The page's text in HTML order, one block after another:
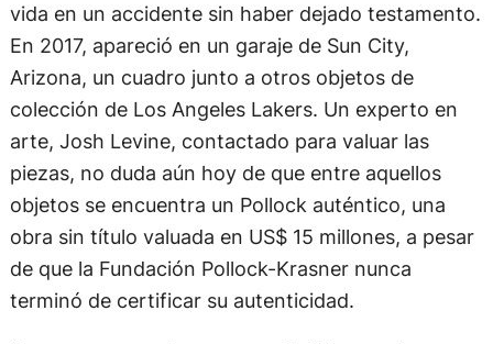
vida en un accidente sin haber dejado testamento.
En 2017, apareció en un garaje de Sun City,
Arizona, un cuadro junto a otros objetos de
colección de Los Angeles Lakers. Un experto en
arte, Josh Levine, contactado para valuar las
piezas, no duda aún hoy de que entre aquellos
objetos se encuentra un Pollock auténtico, una
obra sin título valuada en US$ 15 millones, a pesar
de que la Fundación Pollock-Krasner nunca
terminó de certificar su autenticidad.